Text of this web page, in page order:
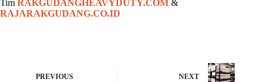
Tim RAKGUDANGHEAVYDUTY.COM &
RAJARAKGUDANG.CO.ID
PREVIOUS NEXT